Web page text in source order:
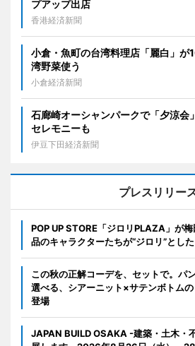
プアップ出店
香港経済新聞
小倉・魚町の台湾料理店「麗白」
湾野菜使う
小倉経済新聞
石廊崎オーシャンパークで「夕涼
セレモニーも
伊豆下田経済新聞
プレスリリー
POP UP STORE「ジロリPLAZA」が
品のキャラクターたちが“ジロリ”とし
この秋の正解コーデを、セットで。パ
選べる、シアーニット×サテンボトム
登場
JAPAN BUILD OSAKA -建築・土木・